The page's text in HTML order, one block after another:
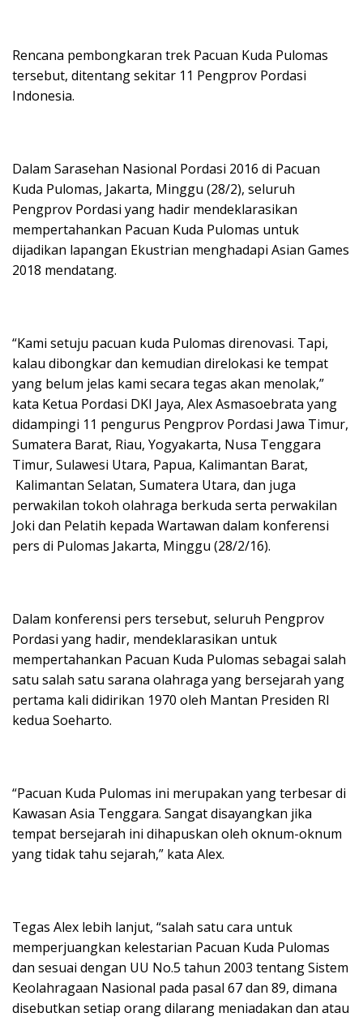
Rencana pembongkaran trek Pacuan Kuda Pulomas
tersebut, ditentang sekitar 11 Pengprov Pordasi
Indonesia.
Dalam Sarasehan Nasional Pordasi 2016 di Pacuan
Kuda Pulomas, Jakarta, Minggu (28/2), seluruh
Pengprov Pordasi yang hadir mendeklarasikan
mempertahankan Pacuan Kuda Pulomas untuk
dijadikan lapangan Ekustrian menghadapi Asian Games
2018 mendatang.
“Kami setuju pacuan kuda Pulomas direnovasi. Tapi,
kalau dibongkar dan kemudian direlokasi ke tempat
yang belum jelas kami secara tegas akan menolak,”
kata Ketua Pordasi DKI Jaya, Alex Asmasoebrata yang
didampingi 11 pengurus Pengprov Pordasi Jawa Timur,
Sumatera Barat, Riau, Yogyakarta, Nusa Tenggara
Timur, Sulawesi Utara, Papua, Kalimantan Barat,
Kalimantan Selatan, Sumatera Utara, dan juga
perwakilan tokoh olahraga berkuda serta perwakilan
Joki dan Pelatih kepada Wartawan dalam konferensi
pers di Pulomas Jakarta, Minggu (28/2/16).
Dalam konferensi pers tersebut, seluruh Pengprov
Pordasi yang hadir, mendeklarasikan untuk
mempertahankan Pacuan Kuda Pulomas sebagai salah
satu salah satu sarana olahraga yang bersejarah yang
pertama kali didirikan 1970 oleh Mantan Presiden RI
kedua Soeharto.
“Pacuan Kuda Pulomas ini merupakan yang terbesar di
Kawasan Asia Tenggara. Sangat disayangkan jika
tempat bersejarah ini dihapuskan oleh oknum-oknum
yang tidak tahu sejarah,” kata Alex.
Tegas Alex lebih lanjut, “salah satu cara untuk
memperjuangkan kelestarian Pacuan Kuda Pulomas
dan sesuai dengan UU No.5 tahun 2003 tentang Sistem
Keolahragaan Nasional pada pasal 67 dan 89, dimana
disebutkan setiap orang dilarang meniadakan dan atau